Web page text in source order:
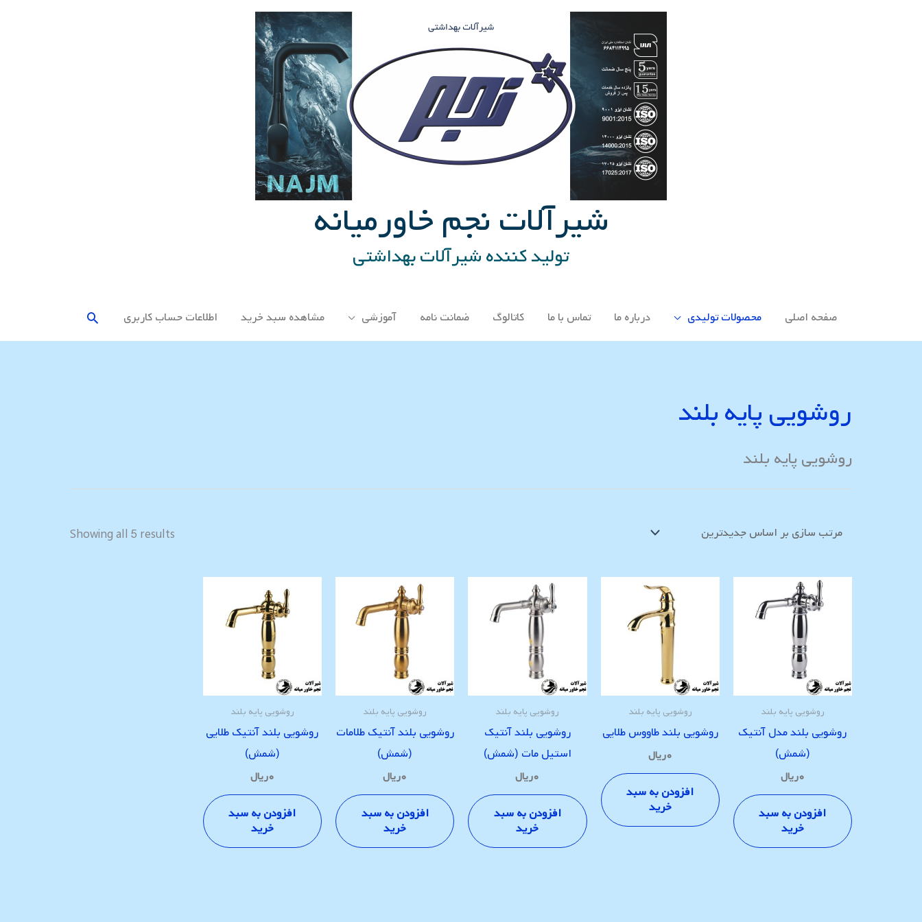
شیرآلات نجم خاورمیانه
تولید کننده شیرآلات بهداشتی
صفحه اصلی محصولات تولیدی درباره ما تماس با ما کاتالوگ ضمانت نامه آموزشی مشاهده سبد خرید اطلاعات حساب كاربری جستجو
روشویی پایه بلند
روشویی پایه بلند
Showing all 5 results
روشویی پایه بلند
روشویی بلند مدل آنتیک
(شمش)
۰ریال
افزودن به سبد
خرید
روشویی پایه بلند
روشویی بلند طاووس طلایی
۰ریال
افزودن به سبد
خرید
روشویی پایه بلند
روشویی بلند آنتیک
استیل مات (شمش)
۰ریال
افزودن به سبد
خرید
روشویی پایه بلند
روشویی بلند آنتیک طلامات
(شمش)
۰ریال
افزودن به سبد
خرید
روشویی پایه بلند
روشویی بلند آنتیک طلایی
(شمش)
۰ریال
افزودن به سبد
خرید